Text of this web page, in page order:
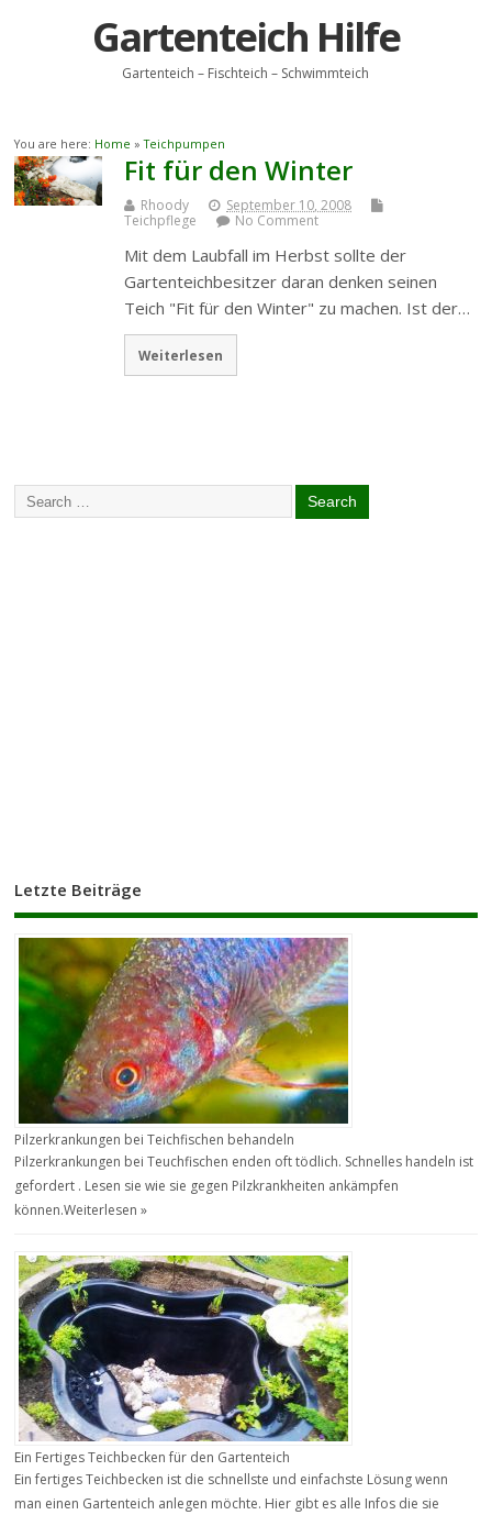
Gartenteich Hilfe
Gartenteich – Fischteich – Schwimmteich
You are here: Home »Teichpumpen
Fit für den Winter
Rhoody
September 10, 2008
Teichpflege
No Comment
Mit dem Laubfall im Herbst sollte der
Gartenteichbesitzer daran denken seinen
Teich "Fit für den Winter" zu machen. Ist der…
Weiterlesen
Letzte Beiträge
Pilzerkrankungen bei Teichfischen behandeln
Pilzerkrankungen bei Teuchfischen enden oft tödlich. Schnelles handeln ist
gefordert . Lesen sie wie sie gegen Pilzkrankheiten ankämpfen
können.Weiterlesen »
Ein Fertiges Teichbecken für den Gartenteich
Ein fertiges Teichbecken ist die schnellste und einfachste Lösung wenn
man einen Gartenteich anlegen möchte. Hier gibt es alle Infos die sie